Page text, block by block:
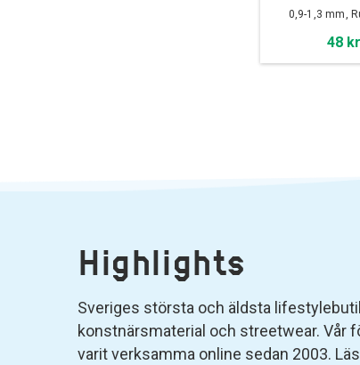
0,9-1,3 mm,
48 kr
Highlights
Sveriges största och äldsta
konstnärsmaterial och streetwear. Vår
varit verksamma online sedan 2003.